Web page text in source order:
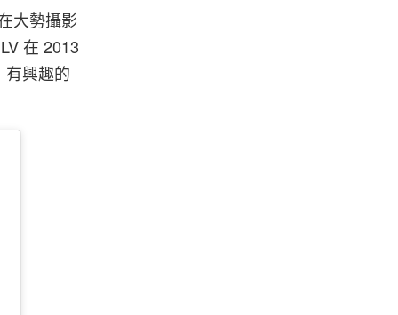
大勢攝影
在 2013
有興趣的